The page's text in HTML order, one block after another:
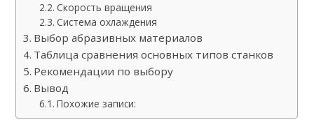
Скорость вращения
Система охлаждения
Выбор абразивных материалов
Таблица сравнения основных типов станков
Рекомендации по выбору
Вывод
Похожие записи: